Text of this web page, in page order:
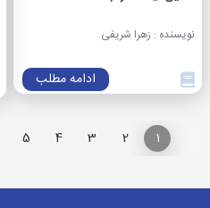
نویسنده : زهرا شریفی
ادامه مطلب
1
2
3
4
5